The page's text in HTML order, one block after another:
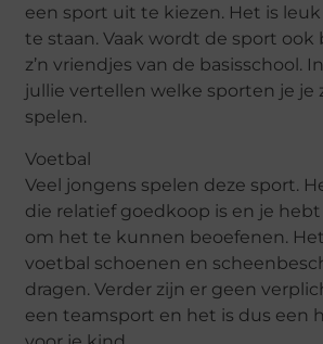
een sport uit te kiezen. Het is
te staan. Vaak wordt de sport ook
z’n vriendjes van de basisschool.
jullie vertellen welke sporten je je
spelen.
Voetbal
Veel jongens spelen deze sport.
die relatief goedkoop is en je
om het te kunnen beoefenen.
voetbal schoenen en
dragen. Verder zijn er geen
een teamsport en het is dus een